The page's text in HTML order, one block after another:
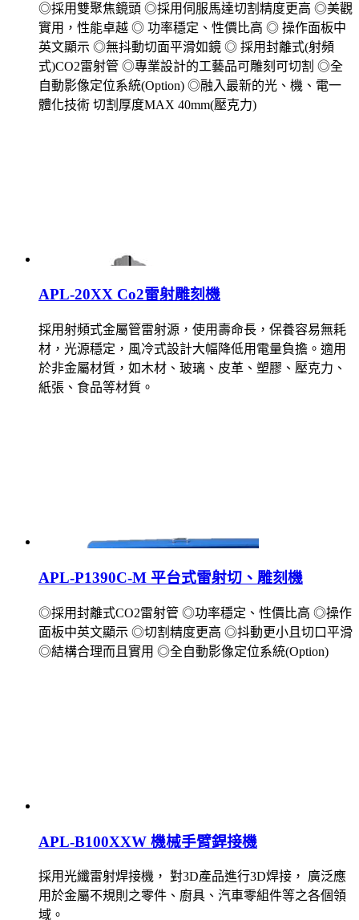
◎採用雙聚焦鏡頭 ◎採用伺服馬達切割精度更高 ◎美觀
實用，性能卓越 ◎ 功率穩定、性價比高 ◎ 操作面板中
英文顯示 ◎無抖動切面平滑如鏡 ◎ 採用封離式(射頻
式)CO2雷射管 ◎專業設計的工藝品可雕刻可切割 ◎全
自動影像定位系統(Option) ◎融入最新的光、機、電一
體化技術 切割厚度MAX 40mm(壓克力)
APL-20XX Co2雷射雕刻機
採用射頻式金屬管雷射源，使用壽命長，保養容易無耗
材，光源穩定，風冷式設計大幅降低用電量負擔。適用
於非金屬材質，如木材、玻璃、皮革、塑膠、壓克力、
紙張、食品等材質。
APL-P1390C-M 平台式雷射切、雕刻機
◎採用封離式CO2雷射管 ◎功率穩定、性價比高 ◎操作
面板中英文顯示 ◎切割精度更高 ◎抖動更小且切口平滑
◎結構合理而且實用 ◎全自動影像定位系統(Option)
APL-B100XXW 機械手臂銲接機
採用光纖雷射焊接機， 對3D產品進行3D焊接， 廣泛應
用於金屬不規則之零件、廚具、汽車零組件等之各個領
域。